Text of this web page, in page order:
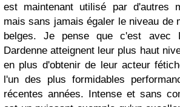
est maintenant utilisé par d'autres
mais sans jamais égaler le niveau de
belges. Je pense que c'est avec
Dardenne atteignent leur plus haut
en plus d'obtenir de leur acteur
l'un des plus formidables
récentes années. Intense et sans